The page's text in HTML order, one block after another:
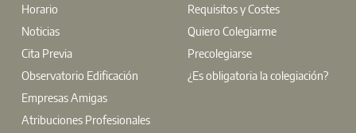
Horario
Noticias
Cita Previa
Observatorio Edificación
Empresas Amigas
Atribuciones Profesionales
Requisitos y Costes
Quiero Colegiarme
Precolegiarse
¿Es obligatoria la colegiación?